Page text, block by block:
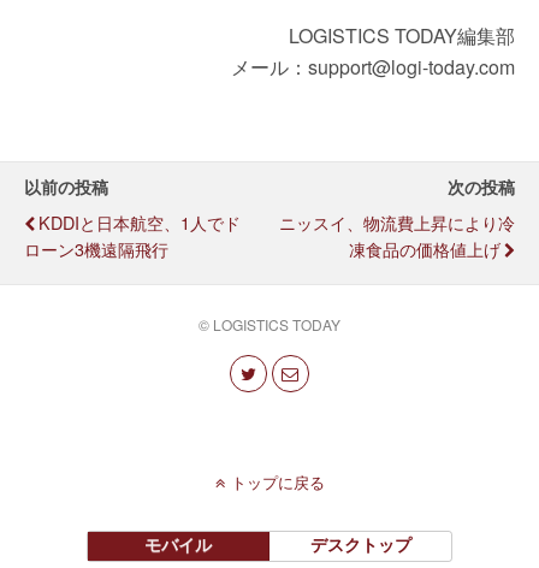
LOGISTICS TODAY編集部
メール：support@logi-today.com
以前の投稿
KDDIと日本航空、1人でド
ローン3機遠隔飛行
次の投稿
ニッスイ、物流費上昇により冷
凍食品の価格値上げ
© LOGISTICS TODAY
トップに戻る
モバイル デスクトップ